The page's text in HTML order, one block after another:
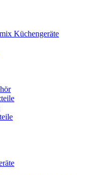
Küchengeräte